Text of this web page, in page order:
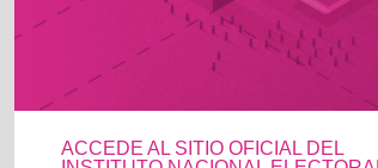
ACCEDE AL SITIO OFICIAL DEL